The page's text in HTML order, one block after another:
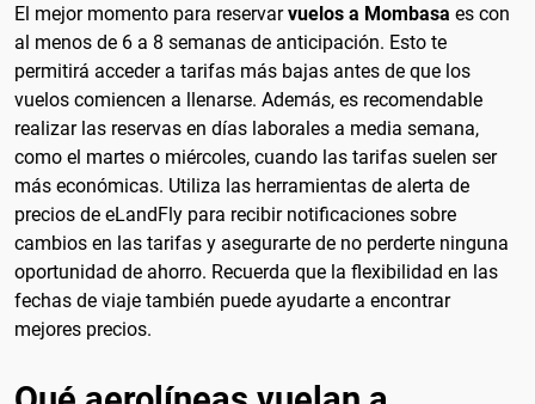
El mejor momento para reservarvuelos a Mombasa es con
al menos de 6 a 8 semanas de anticipación. Esto te
permitirá acceder a tarifas más bajas antes de que los
vuelos comiencen a llenarse. Además, es recomendable
realizar las reservas en días laborales a media semana,
como el martes o miércoles, cuando las tarifas suelen ser
más económicas. Utiliza las herramientas de alerta de
precios de eLandFly para recibir notificaciones sobre
cambios en las tarifas y asegurarte de no perderte ninguna
oportunidad de ahorro. Recuerda que la flexibilidad en las
fechas de viaje también puede ayudarte a encontrar
mejores precios.